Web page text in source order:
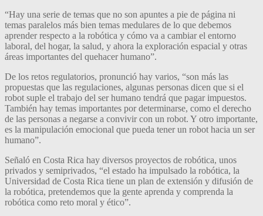
“Hay una serie de temas que no son apuntes a pie de página ni
temas paralelos más bien temas medulares de lo que debemos
aprender respecto a la robótica y cómo va a cambiar el entorno
laboral, del hogar, la salud, y ahora la exploración espacial y otras
áreas importantes del quehacer humano”.
De los retos regulatorios, pronunció hay varios, “son más las
propuestas que las regulaciones, algunas personas dicen que si el
robot suple el trabajo del ser humano tendrá que pagar impuestos.
También hay temas importantes por determinarse, como el derecho
de las personas a negarse a convivir con un robot. Y otro importante,
es la manipulación emocional que pueda tener un robot hacia un ser
humano”.
Señaló en Costa Rica hay diversos proyectos de robótica, unos
privados y semiprivados, “el estado ha impulsado la robótica, la
Universidad de Costa Rica tiene un plan de extensión y difusión de
la robótica, pretendemos que la gente aprenda y comprenda la
robótica como reto moral y ético”.